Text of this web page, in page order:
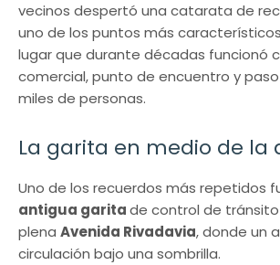
vecinos despertó una catarata de
uno de los puntos más
lugar que durante décadas funcionó
comercial, punto de encuentro y
miles de personas.
La garita en medio de la
Uno de los recuerdos más repetidos
antigua garitade control de
plena Avenida Rivadavia, donde un
circulación bajo una sombrilla.